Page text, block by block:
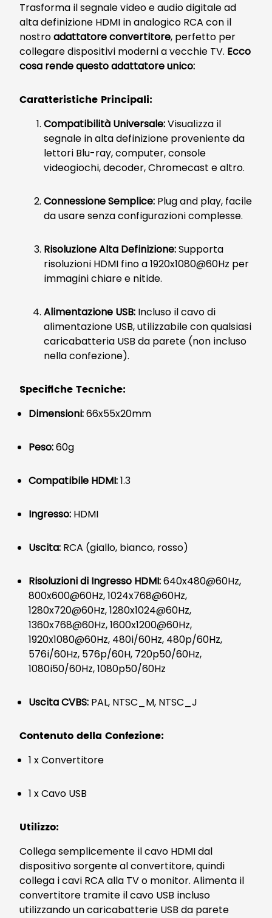
Trasforma il segnale video e audio digitale ad
alta definizione HDMI in analogico RCA con il
nostroadattatore convertitore, perfetto per
collegare dispositivi moderni a vecchie TV. Ecco
cosa rende questo adattatore unico:
Caratteristiche Principali:
Compatibilità Universale:Visualizza il
segnale in alta definizione proveniente da
lettori Blu-ray, computer, console
videogiochi, decoder, Chromecast e altro.
Connessione Semplice: Plug and play, facile
da usare senza configurazioni complesse.
Risoluzione Alta Definizione:Supporta
risoluzioni HDMI fino a 1920x1080@60Hz per
immagini chiare e nitide.
Alimentazione USB: Incluso il cavo di
alimentazione USB, utilizzabile con qualsiasi
caricabatteria USB da parete (non incluso
nella confezione).
Specifiche Tecniche:
Dimensioni:66x55x20mm
Peso:60g
Compatibile HDMI:1.3
Ingresso: HDMI
Uscita: RCA (giallo, bianco, rosso)
Risoluzioni di Ingresso HDMI:640x480@60Hz,
800x600@60Hz, 1024x768@60Hz,
1280x720@60Hz, 1280x1024@60Hz,
1360x768@60Hz, 1600x1200@60Hz,
1920x1080@60Hz, 480i/60Hz, 480p/60Hz,
576i/60Hz, 576p/60H, 720p50/60Hz,
1080i50/60Hz, 1080p50/60Hz
Uscita CVBS: PAL, NTSC_M, NTSC_J
Contenuto della Confezione:
1 x Convertitore
1 x Cavo USB
Utilizzo:
Collega semplicemente il cavo HDMI dal
dispositivo sorgente al convertitore, quindi
collega i cavi RCA alla TV o monitor. Alimenta il
convertitore tramite il cavo USB incluso
utilizzando un caricabatterie USB da parete